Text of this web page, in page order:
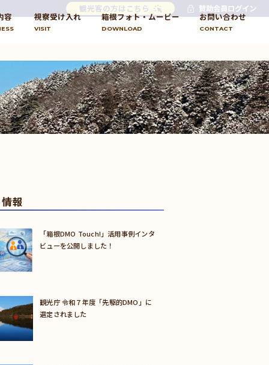
観光客の方はこちら 賛助会員ログイン
容 視察受け入れ
VISIT
箱根フォト・ムービー
DOWNLOAD
お問い合わせ
CONTACT
報
「箱根DMO Touch!」活用事例インタ
ビューを公開しました！
観光庁 令和７年度「先駆的DMO」に
選定されました